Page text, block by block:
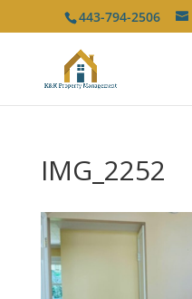
443-794-2506
IMG_2252